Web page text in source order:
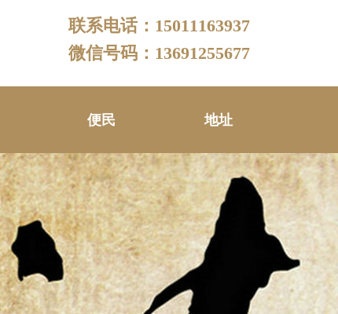
联系电话：15011163937
微信号码：13691255677
便民 地址